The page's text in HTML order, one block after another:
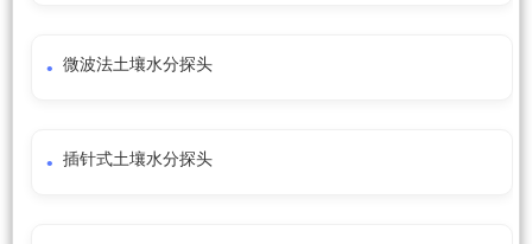
微波法土壤水分探头
插针式土壤水分探头